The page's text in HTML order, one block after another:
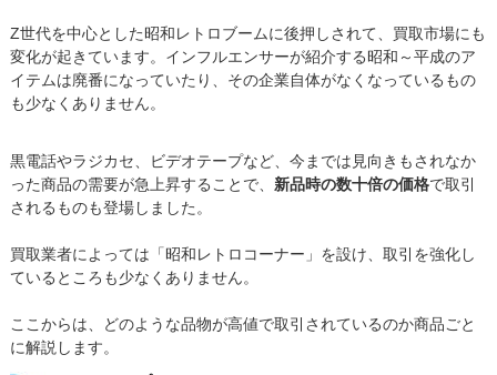
Z世代を中心とした昭和レトロブームに後押しされて、買取市場にも
変化が起きています。インフルエンサーが紹介する昭和～平成のア
イテムは廃番になっていたり、その企業自体がなくなっているもの
も少なくありません。
黒電話やラジカセ、ビデオテープなど、今までは見向きもされなか
った商品の需要が急上昇することで、 新品時の数十倍の価格で取引
されるものも登場しました。
買取業者によっては「昭和レトロコーナー」を設け、取引を強化し
ているところも少なくありません。
ここからは、どのような品物が高値で取引されているのか商品ごと
に解説します。